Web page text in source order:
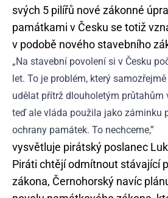
svých 5 pilířů nové zákonné
památkami v Česku se totiž
v podobě nového stavebního
„Na stavební povolení si v Česku
let. To je problém, který
udělat přítrž dlouholetým průtahům
teď ale vláda použila jako záminku
ochrany památek. To nechceme,”
vysvětluje pirátský poslanec
Piráti chtějí odmítnout stávající
zákona, Černohorský navíc